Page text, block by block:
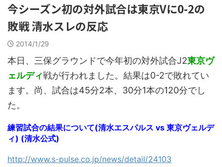
今シーズン初の対外試合は東京Vに0-2の
敗戦 清水スレの反応
2014/1/29
本日、三保グラウンドで今年初の対外試合J2東京ヴ
ェルディ戦が行われました。結果は0-2で敗れてい
ます。尚、試合は45分2本、30分1本の120分でし
た。
練習試合の結果について(清水エスパルス vs 東京ヴェルデ
ィ) (清水公式)
http://www.s-pulse.co.jp/news/detail/24103